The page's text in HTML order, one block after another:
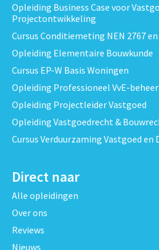
Opleiding Business Case voor
Projectontwikkeling
Cursus Conditiemeting NEN 2767 en
Opleiding Elementaire Bouwkunde
Cursus EP-W Basis Woningen
Opleiding Professioneel VvE-beheer
Opleiding Projectleider Vastgoed
Opleiding Vastgoedrecht &
Cursus Verduurzaming Vastgoed en
Direct naar
Alle opleidingen
Over ons
Reviews
Nieuws